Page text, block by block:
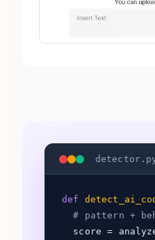
def
# pattern +
score =